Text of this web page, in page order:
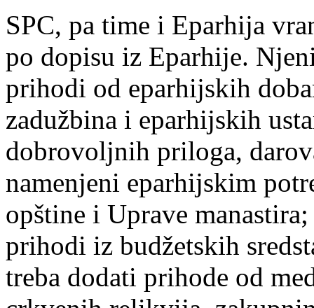
SPC, pa time i Eparhija
po dopisu iz Eparhije.
prihodi od eparhijskih
zadužbina i eparhijskih
dobrovoljnih priloga,
namenjeni eparhijskim
opštine i Uprave
prihodi iz budžetskih
treba dodati prihode od